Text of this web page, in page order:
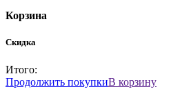
Корзина
Скидка
Итого:
Продолжить покупкиВ корзину